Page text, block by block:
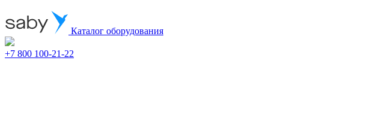
Каталог оборудования
+7 800 100-21-22